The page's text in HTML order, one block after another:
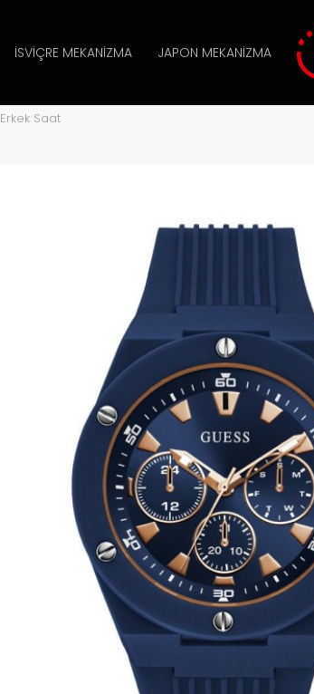
İSVIÇRE MEKANIZMA JAPON MEKANIZMA
Erkek Saat